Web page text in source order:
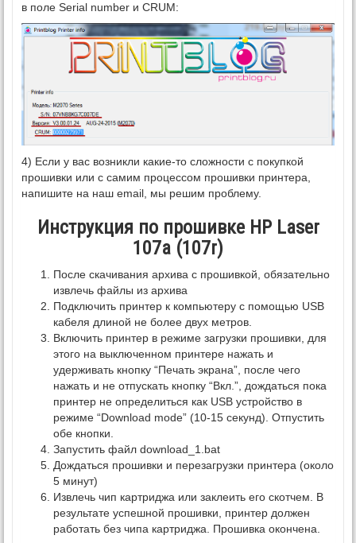
в поле Serial number и CRUM:
4) Если у вас возникли какие-то сложности с покупкой
прошивки или с самим процессом прошивки принтера,
напишите на наш email, мы решим проблему.
Инструкция по прошивке HP Laser
107a (107r)
После скачивания архива с прошивкой, обязательно
извлечь файлы из архива
Подключить принтер к компьютеру с помощью USB
кабеля длиной не более двух метров.
Включить принтер в режиме загрузки прошивки, для
этого на выключенном принтере нажать и
удерживать кнопку “Печать экрана”, после чего
нажать и не отпускать кнопку “Вкл.”, дождаться пока
принтер не определиться как USB устройство в
режиме “Download mode” (10-15 секунд). Отпустить
обе кнопки.
Запустить файл download_1.bat
Дождаться прошивки и перезагрузки принтера (около
5 минут)
Извлечь чип картриджа или заклеить его скотчем. В
результате успешной прошивки, принтер должен
работать без чипа картриджа. Прошивка окончена.